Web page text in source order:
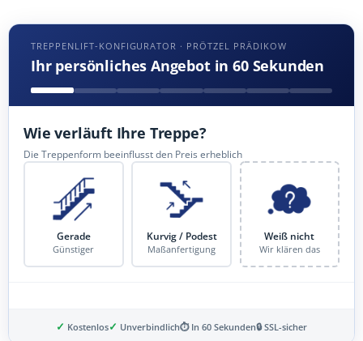
TREPPENLIFT-KONFIGURATOR · PRÖTZEL PRÄDIKOW
Ihr persönliches Angebot in 60 Sekunden
Wie verläuft Ihre Treppe?
Die Treppenform beeinflusst den Preis erheblich
Gerade
Günstiger
Kurvig / Podest
Maßanfertigung
Weiß nicht
Wir klären das
✓ Kostenlos✓ Unverbindlich⏱ In 60 Sekunden🔒 SSL-sicher